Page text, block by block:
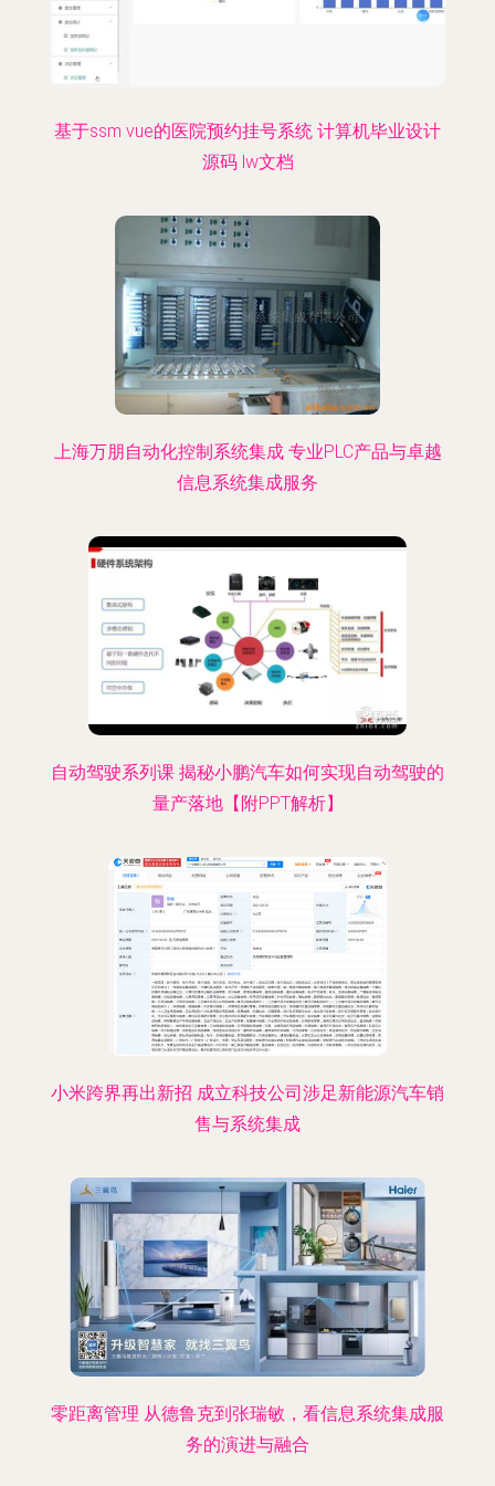
基于ssm vue的医院预约挂号系统 计算机毕业设计
源码 lw文档
上海万朋自动化控制系统集成 专业PLC产品与卓越
信息系统集成服务
自动驾驶系列课 揭秘小鹏汽车如何实现自动驾驶的
量产落地【附PPT解析】
小米跨界再出新招 成立科技公司涉足新能源汽车销
售与系统集成
零距离管理 从德鲁克到张瑞敏，看信息系统集成服
务的演进与融合